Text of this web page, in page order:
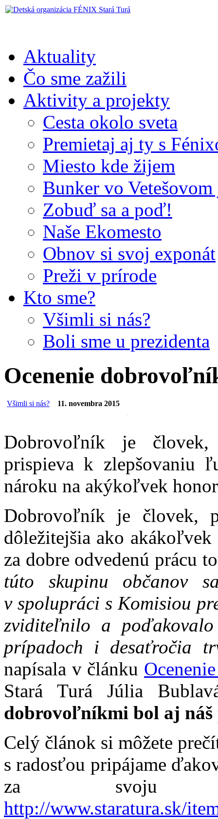
Aktuality
Čo sme zažili
Aktivity a projekty
Cesta okolo sveta
Premietaj aj ty s
Miesto kde žijem
Bunker vo
Zobuď sa a poď!
Naše Ekomesto
Obnov si svoj exponát
Preži v prírode
Kto sme?
Všimli si nás?
Boli sme u prezidenta
Ocenenie
Všimli si nás? 11. novembra 2015
Dobrovoľník je
prispieva k zlepšovaniu
nároku na akýkoľvek
Dobrovoľník je človek,
dôležitejšia ako
za dobre odvedenú prácu
túto skupinu občanov
v spolupráci s Komisiou
zviditeľnilo a
prípadoch i desaťročia
napísala v článku
Stará Turá Júlia
dobrovoľníkmi bol aj náš
Celý článok si môžete
s radosťou pripájame
za svoju
http://www.staratura.sk/